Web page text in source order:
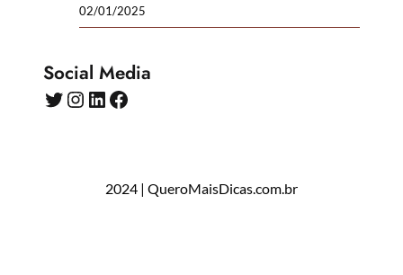
02/01/2025
Social Media
Twitter Instagram LinkedIn Facebook
2024 | QueroMaisDicas.com.br